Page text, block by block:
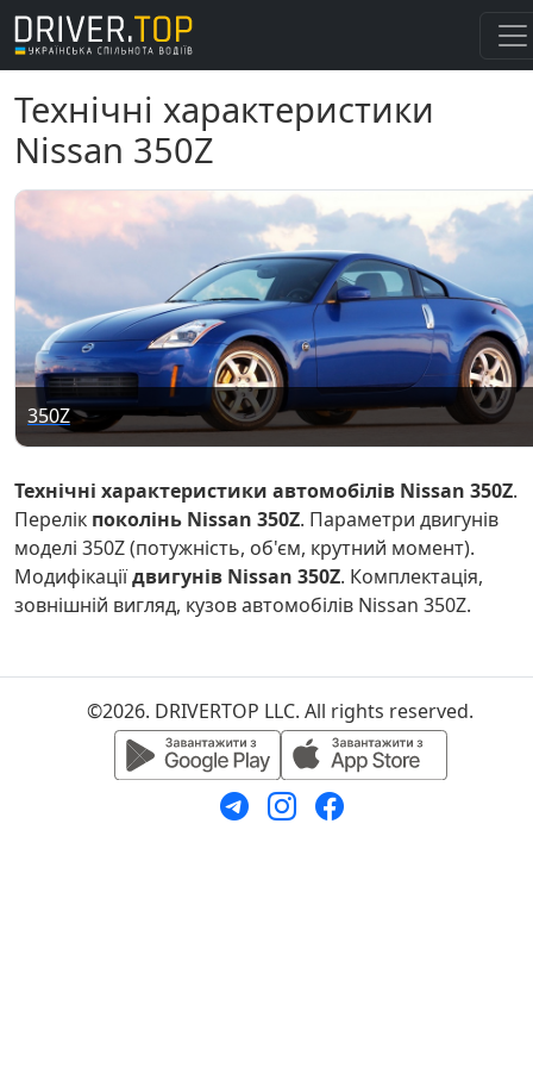
Технічні характеристики
Nissan 350Z
350Z
Технічні характеристики автомобілів Nissan 350Z.
Перелік поколінь Nissan 350Z. Параметри двигунів
моделі 350Z (потужність, об'єм, крутний момент).
Модифікаціїдвигунів Nissan 350Z. Комплектація,
зовнішній вигляд, кузов автомобілів Nissan 350Z.
©2026. DRIVERTOP LLC. All rights reserved.